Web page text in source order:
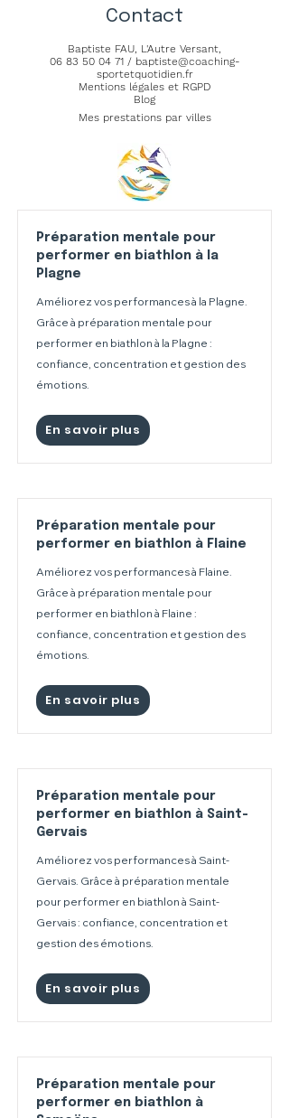
Contact
Baptiste FAU, L'Autre Versant,
06 83 50 04 71/ baptiste@coaching-
sportetquotidien.fr
Mentions légales et RGPD
Blog
Mes prestations par villes
Préparation mentale pour
performer en biathlon à la
Plagne
Améliorez vos performances à la Plagne.
Grâce à préparation mentale pour
performer en biathlon à la Plagne :
confiance, concentration et gestion des
émotions.
En savoir plus
Préparation mentale pour
performer en biathlon à Flaine
Améliorez vos performances à Flaine.
Grâce à préparation mentale pour
performer en biathlon à Flaine :
confiance, concentration et gestion des
émotions.
En savoir plus
Préparation mentale pour
performer en biathlon à Saint-
Gervais
Améliorez vos performances à Saint-
Gervais. Grâce à préparation mentale
pour performer en biathlon à Saint-
Gervais : confiance, concentration et
gestion des émotions.
En savoir plus
Préparation mentale pour
performer en biathlon à